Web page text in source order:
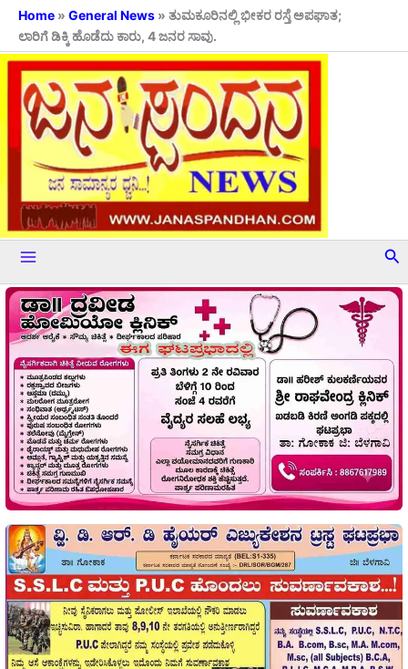
Skip
content
Home » General News » ತುಮಕೂರಿನಲ್ಲಿ ಭೀಕರ ರಸ್ತೆ ಅಪಘಾತ;
ಲಾರಿಗೆ ಡಿಕ್ಕಿ ಹೊಡೆದು ಕಾರು, 4 ಜನರ ಸಾವು.